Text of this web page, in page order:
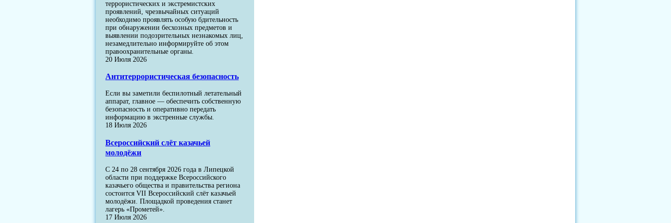
террористических и экстремистских
проявлений, чрезвычайных ситуаций
необходимо проявлять особую бдительность
при обнаружении бесхозных предметов и
выявлении подозрительных незнакомых лиц,
незамедлительно информируйте об этом
правоохранительные органы.
20 Июля 2026
Антитеррористическая безопасность
Если вы заметили беспилотный летательный
аппарат, главное — обеспечить собственную
безопасность и оперативно передать
информацию в экстренные службы.
18 Июля 2026
Всероссийский слёт казачьей
молодёжи
С 24 по 28 сентября 2026 года в Липецкой
области при поддержке Всероссийского
казачьего общества и правительства региона
состоится VII Всероссийский слёт казачьей
молодёжи. Площадкой проведения станет
лагерь «Прометей».
17 Июля 2026